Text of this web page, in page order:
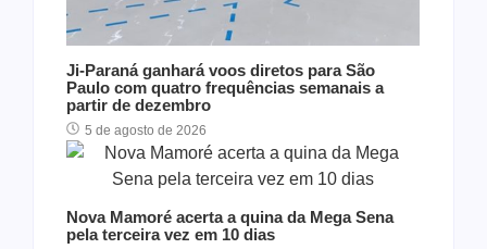
Ji-Paraná ganhará voos diretos para São
Paulo com quatro frequências semanais a
partir de dezembro
5 de agosto de 2026
Nova Mamoré acerta a quina da Mega Sena
pela terceira vez em 10 dias